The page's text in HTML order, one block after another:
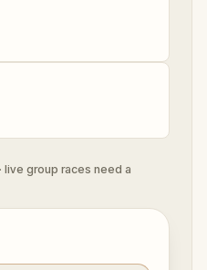
live group races need a